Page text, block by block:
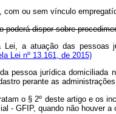
com ou sem vínculo
poderá dispor sobre
Lei, a atuação das pessoas
Lei nº 13.161, de 2015)
pessoa jurídica
perante as
o § 2º deste artigo e os
- GFIP, quando não houver